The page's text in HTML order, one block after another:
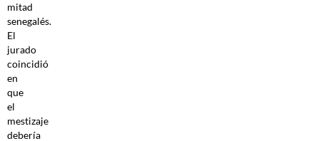
mitad
senegalés.
El
jurado
coincidió
en
que
el
mestizaje
debería